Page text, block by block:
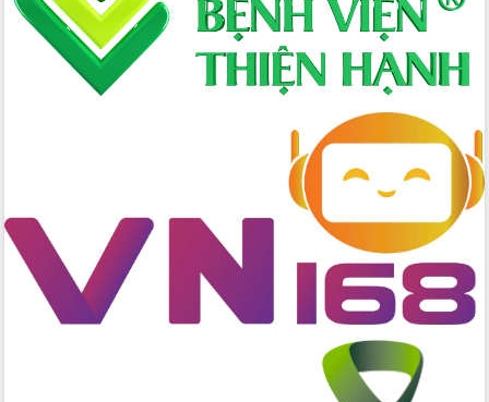
Đắk Lắk tập trung toàn lực khắc phục
tồn tại IUU, sẵn sàng làm việc với
Đoàn thanh tra EC
Chủ tịch UBND tỉnh Tạ Anh Tuấn thăm,
tỉnh Đắk Lắk thông qua các nghị quyết
quan trọng
Thống nhất danh sách giới thiệu ứng
cử đại biểu Quốc hội khoá XVI và đại
biểu HĐND tỉnh Đắk Lắk, nhiệm kỳ